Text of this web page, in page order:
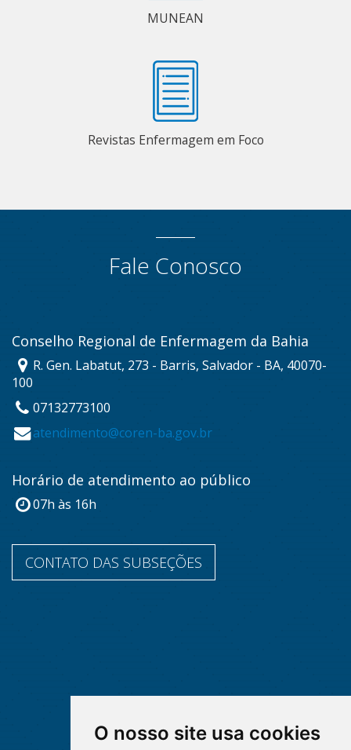
O nosso site usa cookies
MUNEAN
Revistas Enfermagem em Foco
Fale Conosco
Conselho Regional de Enfermagem da Bahia
R. Gen. Labatut, 273 - Barris, Salvador - BA, 40070-
100
07132773100
atendimento@coren-ba.gov.br
Horário de atendimento ao público
07h às 16h
CONTATO DAS SUBSEÇÕES